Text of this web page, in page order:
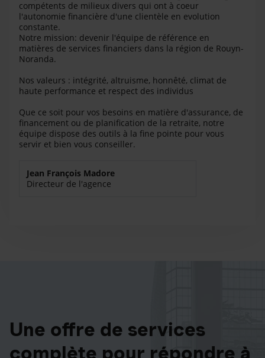
compétents de milieux divers qui ont à coeur
l'autonomie financière d'une clientèle en evolution
constante.
Notre mission: devenir l'équipe de référence en
matières de services financiers dans la région de Rouyn-
Noranda.
Nos valeurs : intégrité, altruisme, honnêté, climat de
haute performance et respect des individus
Que ce soit pour vos besoins en matière d'assurance, de
financement ou de planification de la retraite, notre
équipe dispose des outils à la fine pointe pour vous
servir et bien vous conseiller.
Jean François Madore
Directeur de l'agence
Une offre de services
complète pour répondre à